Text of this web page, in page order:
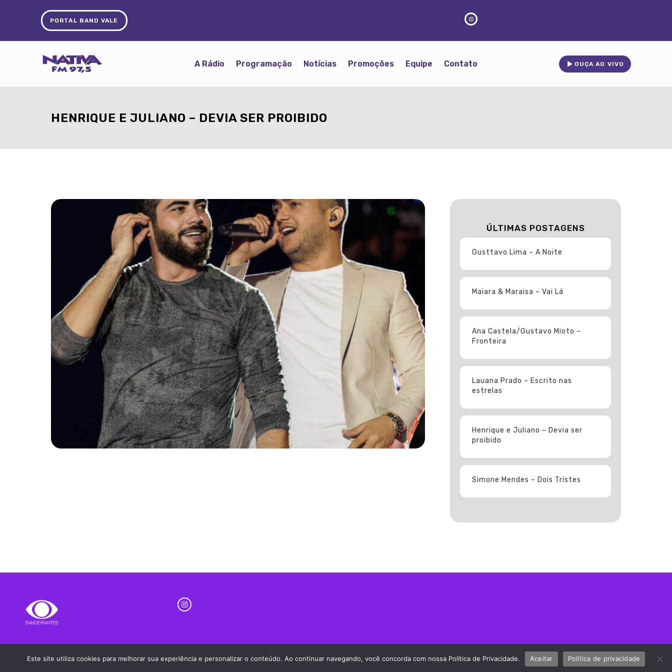
PORTAL BAND VALE
A Rádio Programação Notícias Promoções Equipe Contato OUÇA AO VIVO
HENRIQUE E JULIANO – DEVIA SER PROIBIDO
ÚLTIMAS POSTAGENS
Gusttavo Lima – A Noite
Maiara & Maraisa – Vai Lá
Ana Castela/Gustavo Mioto –
Fronteira
Lauana Prado – Escrito nas
estrelas
Henrique e Juliano – Devia ser
proibido
Simone Mendes – Dois Tristes
Nativa FM SJC - Todos os Direitos Reservados Política de Privacidade UHOST
Este site utiliza cookies para melhorar sua experiência e personalizar o conteúdo. Ao continuar navegando, você concorda com nossa Política de Privacidade. Aceitar Política de privacidade